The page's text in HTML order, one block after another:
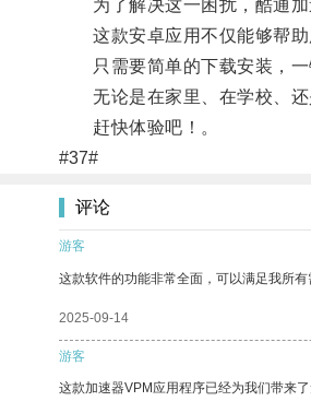
为了解决这一困扰，酷通加
这款安卓应用不仅能够帮助
只需要简单的下载安装，一
无论是在家里、在学校、还
赶快体验吧！。
#37#
评论
游客
这款软件的功能非常全面，可以满足我所有
2025-09-14
游客
这款加速器VPM应用程序已经为我们带来了